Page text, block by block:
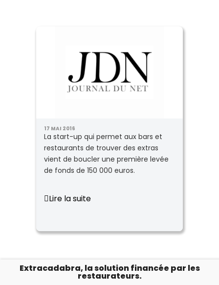
17 MAI 2016
La start-up qui permet aux bars et
restaurants de trouver des extras
vient de boucler une première levée
de fonds de 150 000 euros.
Lire la suite
Extracadabra, la solution financée par les
restaurateurs.